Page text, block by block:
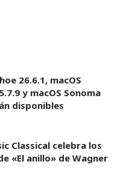
26.6.1, macOS
y macOS Sonoma
disponibles
Classical celebra los
«El anillo» de Wagner